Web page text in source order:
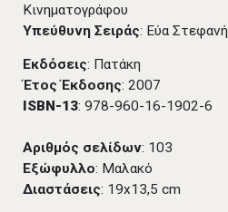
Κινηματογράφου
Υπεύθυνη Σειράς: Εύα Στεφανή
Εκδόσεις: Πατάκη
Έτος Έκδοσης: 2007
ISBN-13: 978-960-16-1902-6
Αριθμός σελίδων: 103
Εξώφυλλο: Μαλακό
Διαστάσεις: 19x13,5 cm